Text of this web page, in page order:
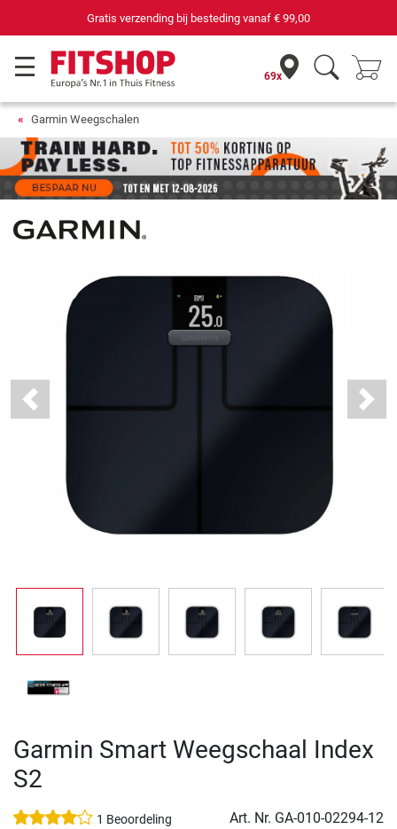
69 filialen met 75 eigen servicemonteurs
69x
Garmin Weegschalen
Previous Next
Garmin Smart Weegschaal Index
S2
1 Beoordeling Art. Nr. GA-010-02294-12